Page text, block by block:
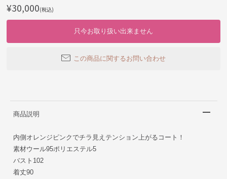
¥30,000(税込)
只今お取り扱い出来ません
この商品に関するお問い合わせ
商品説明
内側オレンジピンクでチラ見えテンション上がるコート！
素材ウール95ポリエステル5
バスト102
着丈90